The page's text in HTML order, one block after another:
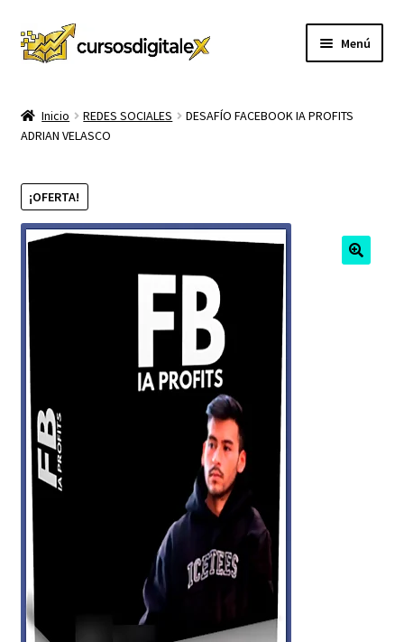
Ir
a
Ir
al
Menú
TIENDA
CURSOS
hijo
MEMBRESIA
MI CUENTA
CARRITO
Inicio REDES SOCIALES
DESAFÍO FACEBOOK IA PROFITS
ADRIAN VELASCO
¡OFERTA!